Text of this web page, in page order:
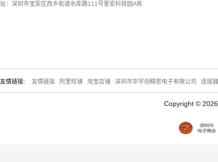
：深圳市宝安区西乡街道水库路111号星宏科技园A栋
友情链接: 友情链接 阿里旺铺 淘宝店铺 深圳市华宇创精密电子有限公司 连接
Copyright ©